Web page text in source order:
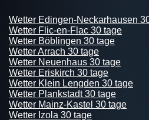
Wetter Edingen-Neckarhausen
Wetter Flic-en-Flac 30 tage
Wetter Böblingen 30 tage
Wetter Arrach 30 tage
Wetter Neuenhaus 30 tage
Wetter Eriskirch 30 tage
Wetter Klein Lengden 30 tage
Wetter Plankstadt 30 tage
Wetter Mainz-Kastel 30 tage
Wetter Izola 30 tage